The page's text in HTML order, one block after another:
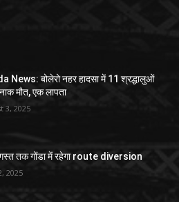
News: बोलेरो नहर हादसा में 11 श्रद्धालुओं
मौत, एक लापता
3, 2025
तक गोंडा में रहेगा route diversion
2025